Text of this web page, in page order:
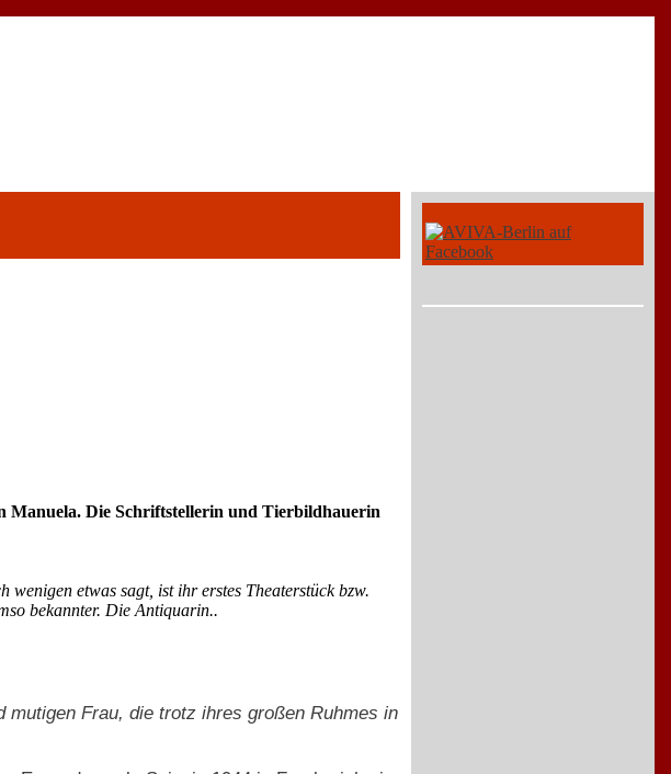
Manuela. Die Schriftstellerin und Tierbildhauerin
etwas sagt, ist ihr erstes Theaterstück bzw.
bekannter. Die Antiquarin..
Frau, die trotz ihres großen Ruhmes in